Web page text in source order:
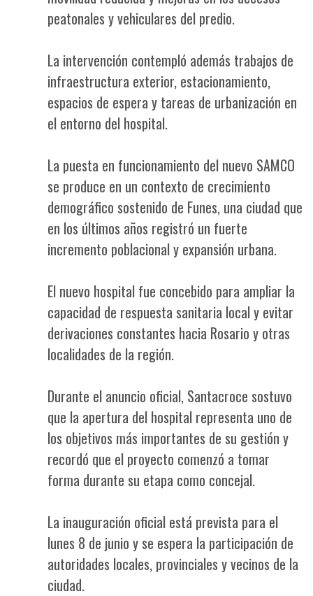
peatonales y vehiculares del predio.
La intervención contempló además trabajos de
infraestructura exterior, estacionamiento,
espacios de espera y tareas de urbanización en
el entorno del hospital.
La puesta en funcionamiento del nuevo SAMCO
se produce en un contexto de crecimiento
demográfico sostenido de Funes, una ciudad que
en los últimos años registró un fuerte
incremento poblacional y expansión urbana.
El nuevo hospital fue concebido para ampliar la
capacidad de respuesta sanitaria local y evitar
derivaciones constantes hacia Rosario y otras
localidades de la región.
Durante el anuncio oficial, Santacroce sostuvo
que la apertura del hospital representa uno de
los objetivos más importantes de su gestión y
recordó que el proyecto comenzó a tomar
forma durante su etapa como concejal.
La inauguración oficial está prevista para el
lunes 8 de junio y se espera la participación de
autoridades locales, provinciales y vecinos de la
ciudad.